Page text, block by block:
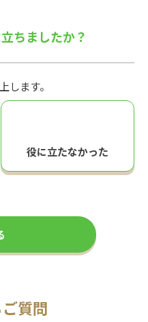
ちましたか？
します。
役に立たなかった
質問